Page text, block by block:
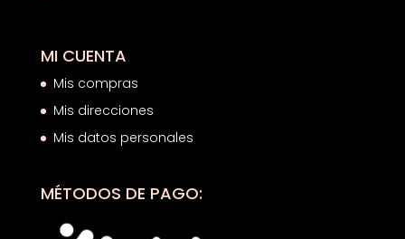
MI CUENTA
Mis compras
Mis direcciones
Mis datos personales
MÉTODOS DE PAGO: